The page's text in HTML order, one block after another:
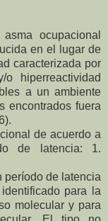
ocupacional
en el lugar de
caracterizada por
hiperreactividad
a un ambiente
encontrados fuera
de acuerdo a
de latencia: 1.
período de latencia
para la
molecular y para